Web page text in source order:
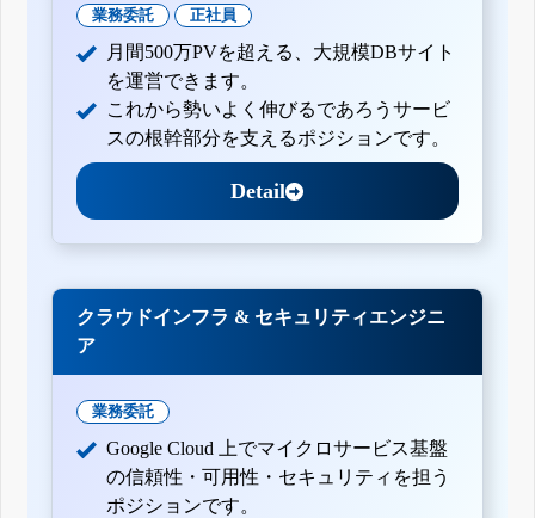
業務委託 正社員
月間500万PVを超える、大規模DBサイト
を運営できます。
これから勢いよく伸びるであろうサービ
スの根幹部分を支えるポジションです。
Detail
クラウドインフラ & セキュリティエンジニ
ア
業務委託
Google Cloud 上でマイクロサービス基盤
の信頼性・可用性・セキュリティを担う
ポジションです。